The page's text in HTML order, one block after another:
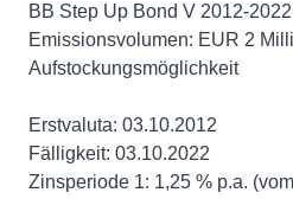
BB Step Up Bond V 2012-2022
Emissionsvolumen: EUR 2
Aufstockungsmöglichkeit
Erstvaluta: 03.10.2012
Fälligkeit: 03.10.2022
Zinsperiode 1: 1,25 % p.a.